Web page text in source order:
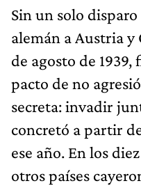
Sin un solo
alemán a Austria y
de agosto de
pacto de no
secreta: invadir
concretó a partir
ese año. En los
otros países